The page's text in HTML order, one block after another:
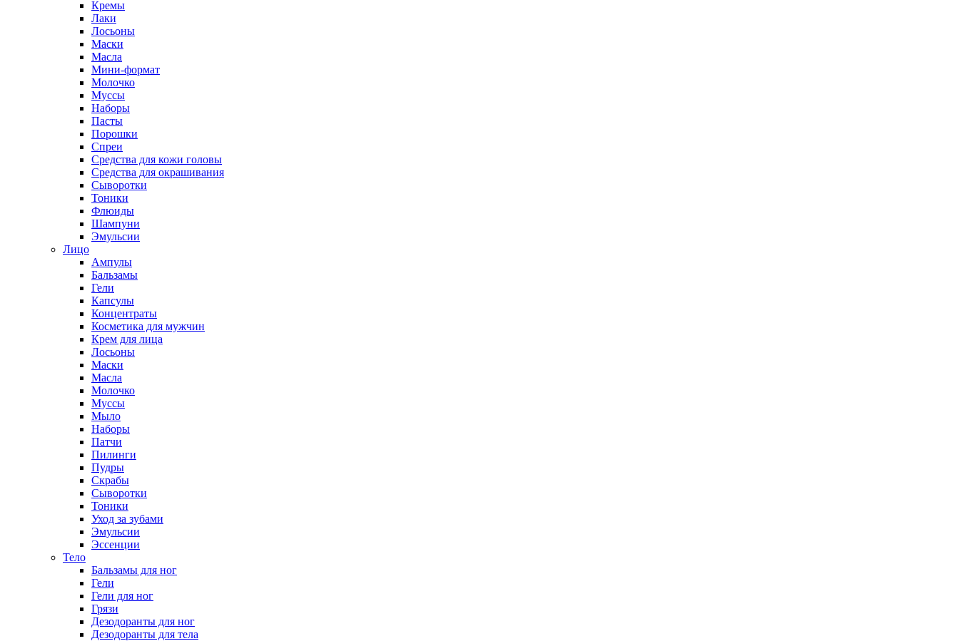
Кремы
Лаки
Лосьоны
Маски
Масла
Мини-формат
Молочко
Муссы
Наборы
Пасты
Порошки
Спреи
Средства для кожи головы
Средства для окрашивания
Сыворотки
Тоники
Флюиды
Шампуни
Эмульсии
Лицо
Ампулы
Бальзамы
Гели
Капсулы
Концентраты
Косметика для мужчин
Крем для лица
Лосьоны
Маски
Масла
Молочко
Муссы
Мыло
Наборы
Патчи
Пилинги
Пудры
Скрабы
Сыворотки
Тоники
Уход за зубами
Эмульсии
Эссенции
Тело
Бальзамы для ног
Гели
Гели для ног
Грязи
Дезодоранты для ног
Дезодоранты для тела